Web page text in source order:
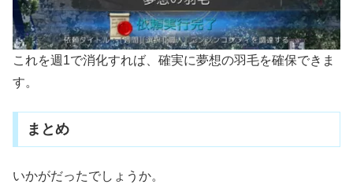
これを週1で消化すれば、確実に夢想の羽毛を確保できま
す。
まとめ
いかがだったでしょうか。